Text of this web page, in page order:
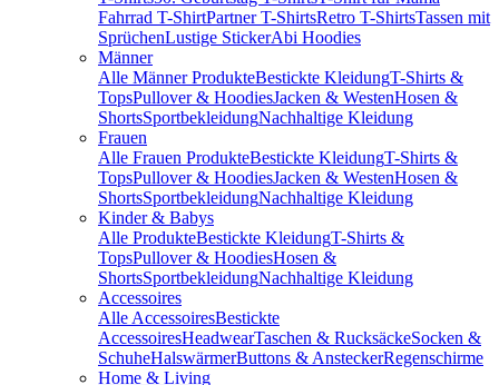
Fahrrad T-ShirtPartner T-ShirtsRetro T-ShirtsTassen mit
SprüchenLustige StickerAbi Hoodies
Männer
Alle Männer ProdukteBestickte KleidungT-Shirts &
TopsPullover & HoodiesJacken & WestenHosen &
ShortsSportbekleidungNachhaltige Kleidung
Frauen
Alle Frauen ProdukteBestickte KleidungT-Shirts &
TopsPullover & HoodiesJacken & WestenHosen &
ShortsSportbekleidungNachhaltige Kleidung
Kinder & Babys
Alle ProdukteBestickte KleidungT-Shirts &
TopsPullover & HoodiesHosen &
ShortsSportbekleidungNachhaltige Kleidung
Accessoires
Alle AccessoiresBestickte
AccessoiresHeadwearTaschen & RucksäckeSocken &
SchuheHalswärmerButtons & AnsteckerRegenschirme
Home & Living